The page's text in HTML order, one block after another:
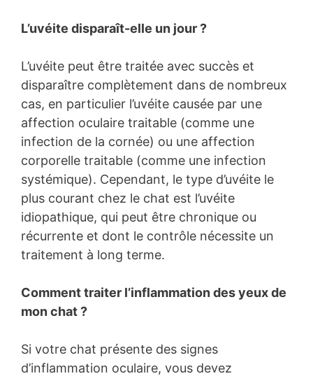
L’uvéite disparaît-elle un jour ?
L’uvéite peut être traitée avec succès et
disparaître complètement dans de nombreux
cas, en particulier l’uvéite causée par une
affection oculaire traitable (comme une
infection de la cornée) ou une affection
corporelle traitable (comme une infection
systémique). Cependant, le type d’uvéite le
plus courant chez le chat est l’uvéite
idiopathique, qui peut être chronique ou
récurrente et dont le contrôle nécessite un
traitement à long terme.
Comment traiter l’inflammation des yeux de
mon chat ?
Si votre chat présente des signes
d’inflammation oculaire, vous devez